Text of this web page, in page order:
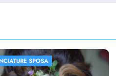
ACCONCIATURE SPOSA